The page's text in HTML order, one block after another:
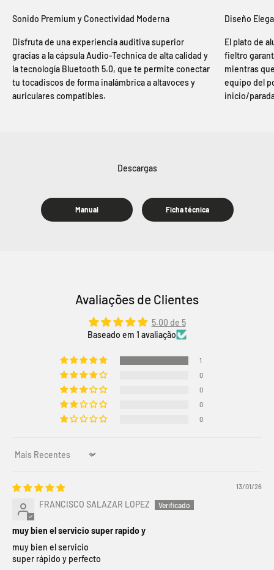
Sonido Premium y Conectividad Moderna
Disfruta de una experiencia auditiva superior
gracias a la cápsula Audio-Technica de alta calidad y
la tecnología Bluetooth 5.0, que te permite conectar
tu tocadiscos de forma inalámbrica a altavoces y
auriculares compatibles.
Diseño
El plato de
fieltro
mientras
equipo del
inicio/
Manual Ficha técnica
Avaliações de Clientes
5.00 de 5
Baseado em 1 avaliação
1
0
0
0
0
Sort by
13/01/26
FRANCISCO SALAZAR LOPEZ
muy bien el servicio super rapido y
muy bien el servicio
super rápido y perfecto